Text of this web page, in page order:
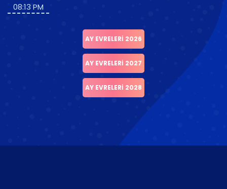
08:13 PM
AY EVRELERI 2026
AY EVRELERI 2027
AY EVRELERI 2028